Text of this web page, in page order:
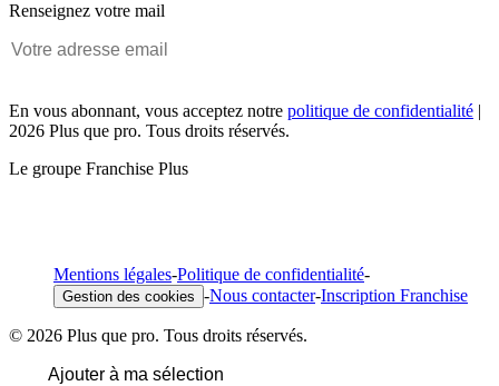
Renseignez votre mail
En vous abonnant, vous acceptez notre politique de confidentialité |
2026 Plus que pro. Tous droits réservés.
Le groupe Franchise Plus
Mentions légales-Politique de confidentialité-
Gestion des cookies -Nous contacter-Inscription Franchise
© 2026 Plus que pro. Tous droits réservés.
Ajouter à ma sélection